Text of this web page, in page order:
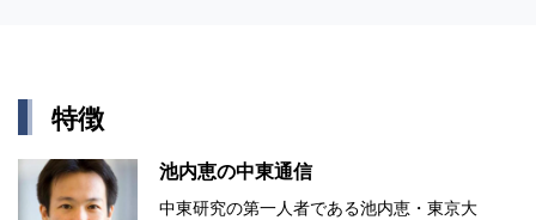
特徴
池内恵の中東通信
中東研究の第⼀⼈者である池内恵・東京⼤